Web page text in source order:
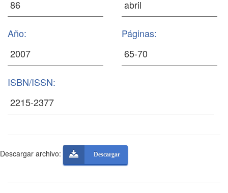
Año: Páginas:
ISBN/ISSN:
Descargar archivo: Descargar